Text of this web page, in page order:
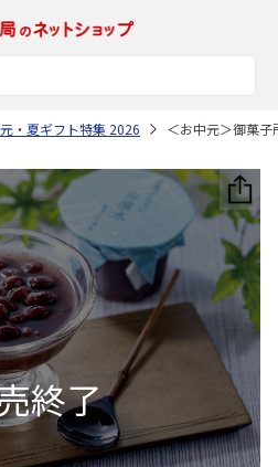
・夏ギフト特集 2026 ＜お中元＞御菓